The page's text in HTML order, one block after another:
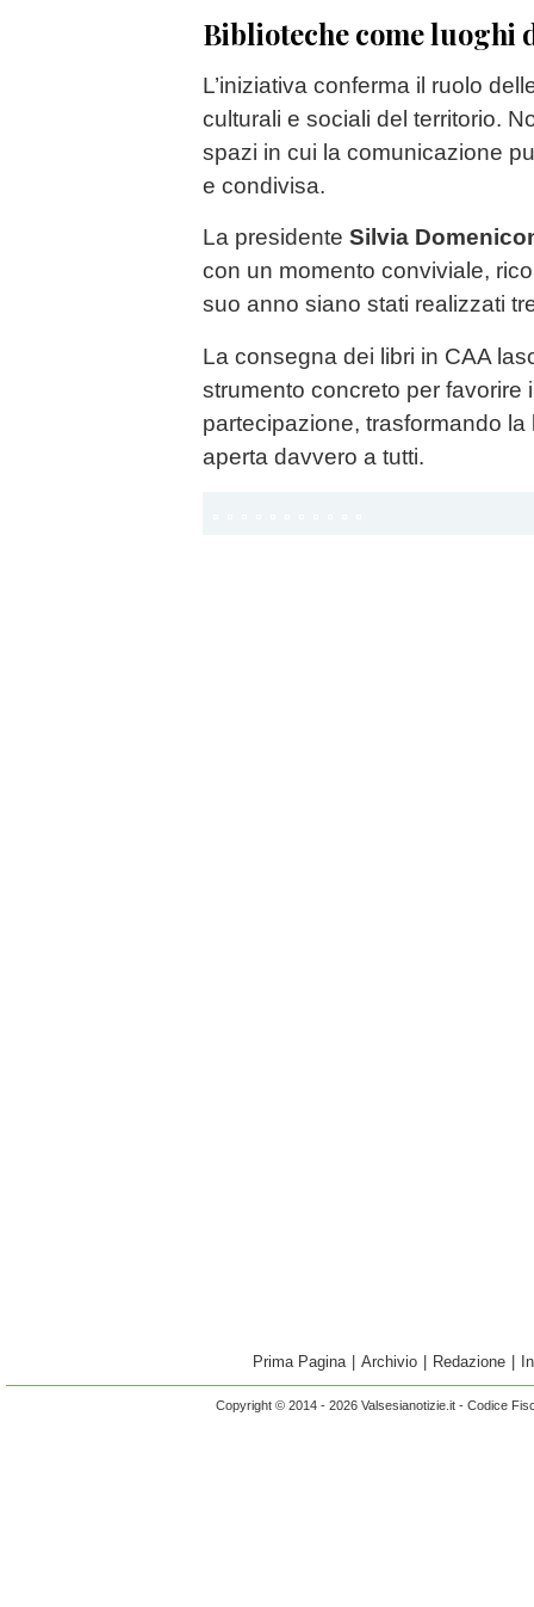
Biblioteche come luoghi
L’iniziativa conferma il ruolo
culturali e sociali del territorio.
spazi in cui la comunicazione
e condivisa.
La presidente Silvia
con un momento conviviale,
suo anno siano stati realizzati
La consegna dei libri in CAA
strumento concreto per favorire
partecipazione, trasformando la
aperta davvero a tutti.
Prima Pagina | Archivio | Redazione |
Copyright © 2014 - 2026 Valsesianotizie.it - Codice